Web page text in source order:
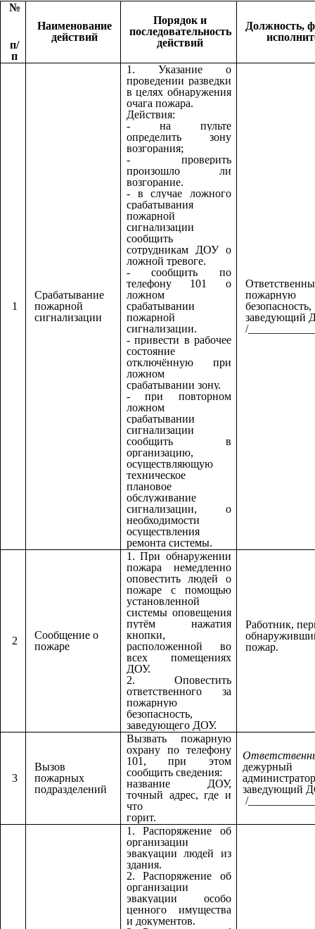
№
п/
п
Наименование
действий
Порядок и
последовательность
действий
Должность,
1
Срабатывание
пожарной
сигнализации
1. Указание о
проведении разведки
в целях обнаружения
очага пожара.
Действия:
- на пульте
определить зону
возгорания;
- проверить
произошло ли
возгорание.
- в случае ложного
срабатывания
пожарной
сигнализации
сообщить
сотрудникам ДОУ о
ложной тревоге.
- сообщить по
телефону 101 о
ложном
срабатывании
пожарной
сигнализации.
- привести в рабочее
состояние
отключённую при
ложном
срабатывании зону.
- при повторном
ложном
срабатывании
сигнализации
сообщить в
организацию,
осуществляющую
техническое
плановое
обслуживание
сигнализации, о
необходимости
осуществления
ремонта системы.
пожарную
безопасность,
заведующий
/
2
Сообщение о
пожаре
1. При обнаружении
пожара немедленно
оповестить людей о
пожаре с помощью
установленной
системы оповещения
путём нажатия
кнопки,
расположенной во
всех помещениях
ДОУ.
2. Оповестить
ответственного за
пожарную
безопасность,
заведующего ДОУ.
Работник,
пожар.
3
Вызов
пожарных
подразделений
Вызвать пожарную
охрану по телефону
101, при этом
сообщить сведения:
название ДОУ,
точный адрес, где и
что
горит.
дежурный
заведующий
/
1. Распоряжение об
организации
эвакуации людей из
здания.
2. Распоряжение об
организации
эвакуации особо
ценного имущества
и документов.